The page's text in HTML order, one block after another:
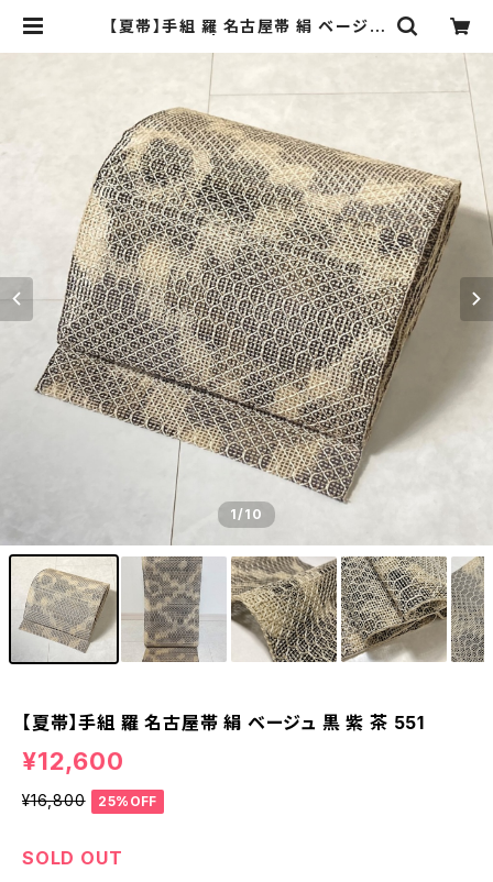
【夏帯】手組 羅 名古屋帯 絹 ベージュ
ine store] キモノリワ 着物 帯
1/10
【夏帯】手組 羅 名古屋帯 絹 ベージュ 黒 紫 茶 551
¥12,600
¥16,800 25%OFF
SOLD OUT